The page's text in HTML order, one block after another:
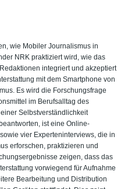
wie Mobiler Journalismus in
NRK praktiziert wird, wie das
integriert und akzeptiert
mit dem Smartphone von
Es wird die Forschungsfrage
im Berufsalltag des
Selbstverständlichkeit
ist eine Online-
vier Experteninterviews, die in
erforschen, praktizieren und
zeigen, dass das
vorwiegend für Aufnahme
Bearbeitung und Distribution